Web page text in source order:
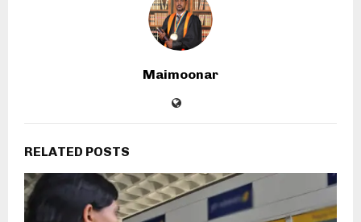
Maimoonar
RELATED POSTS